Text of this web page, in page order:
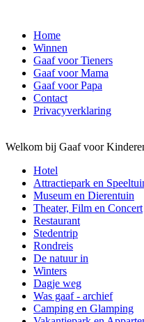
Home
Winnen
Gaaf voor Tieners
Gaaf voor Mama
Gaaf voor Papa
Contact
Privacyverklaring
Welkom bij Gaaf voor
Hotel
Attractiepark en
Museum en Dierentuin
Theater, Film en Concert
Restaurant
Stedentrip
Rondreis
De natuur in
Winters
Dagje weg
Was gaaf - archief
Camping en Glamping